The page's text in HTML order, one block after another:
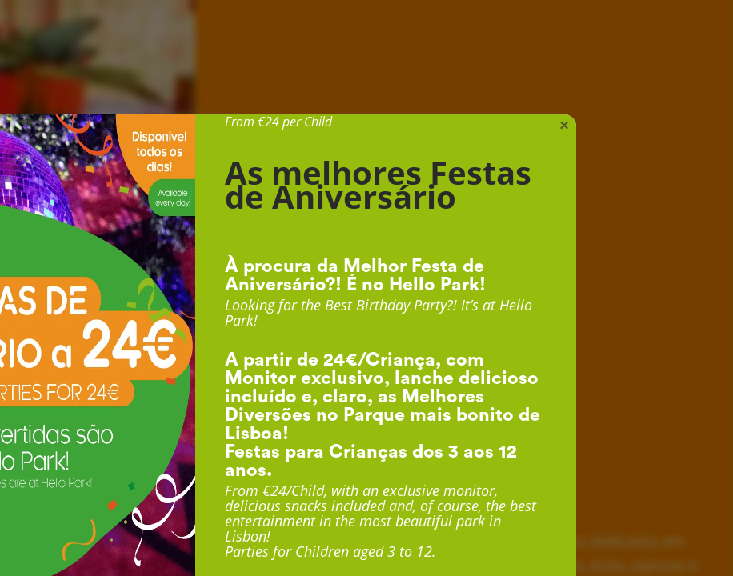
Festa de Aniversário
desde 24€ por Criança
Com duração até 3 horas inesquecíveis, monitores dedicados em
exclusivo, sala exclusiva, lanche delicioso com fruta, pizza, pipocas e
From €24 per Child
As melhores Festas
de Aniversário
À procura da Melhor Festa de
Aniversário?! É no Hello Park!
Looking for the Best Birthday Party?! It’s at Hello
Park!
A partir de 24€/Criança, com
Monitor exclusivo, lanche delicioso
incluído e, claro, as Melhores
Diversões no Parque mais bonito de
Lisboa!
Festas para Crianças dos 3 aos 12
anos.
From €24/Child, with an exclusive monitor,
delicious snacks included and, of course, the best
entertainment in the most beautiful park in
Lisbon!
Parties for Children aged 3 to 12.
×